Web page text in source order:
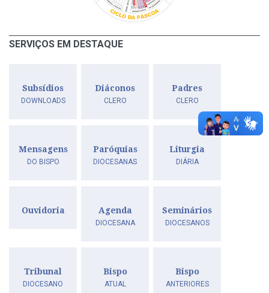
SERVIÇOS EM DESTAQUE
Subsídios
DOWNLOADS
Diáconos
CLERO
Padres
CLERO
Mensagens
DO BISPO
Paróquias
DIOCESANAS
Liturgia
DIÁRIA
Ouvidoria Agenda
DIOCESANA
Seminários
DIOCESANOS
Tribunal
DIOCESANO
Bispo
ATUAL
Bispo
ANTERIORES